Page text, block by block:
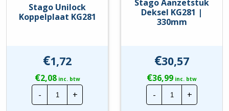
Stago Unilock
Koppelplaat KG281
€1,72
€2,08inc. btw
-
Stago
Unilock
Koppelplaat
+
Stago Aanzetstuk
Deksel KG281 |
330mm
€30,57
€36,99 inc. btw
-
Stago
Aanzetstuk
Deksel
+